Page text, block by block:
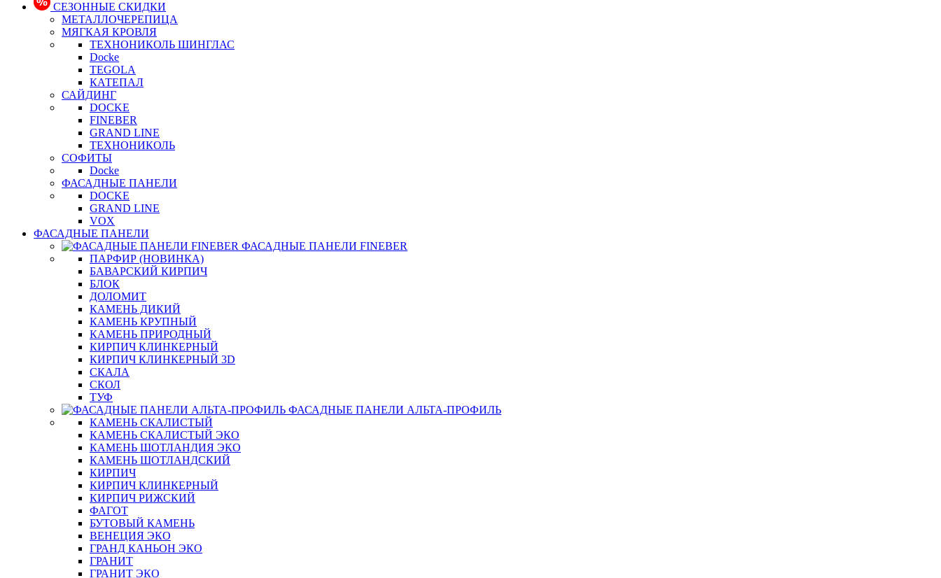
СЕЗОННЫЕ СКИДКИ
МЕТАЛЛОЧЕРЕПИЦА
МЯГКАЯ КРОВЛЯ
ТЕХНОНИКОЛЬ ШИНГЛАС
Docke
TEGOLA
КАТЕПАЛ
САЙДИНГ
DOCKE
FINEBER
GRAND LINE
ТЕХНОНИКОЛЬ
СОФИТЫ
Docke
ФАСАДНЫЕ ПАНЕЛИ
DOCKE
GRAND LINE
VOX
ФАСАДНЫЕ ПАНЕЛИ
ФАСАДНЫЕ ПАНЕЛИ FINEBER
ПАРФИР (НОВИНКА)
БАВАРСКИЙ КИРПИЧ
БЛОК
ДОЛОМИТ
КАМЕНЬ ДИКИЙ
КАМЕНЬ КРУПНЫЙ
КАМЕНЬ ПРИРОДНЫЙ
КИРПИЧ КЛИНКЕРНЫЙ
КИРПИЧ КЛИНКЕРНЫЙ 3D
СКАЛА
СКОЛ
ТУФ
ФАСАДНЫЕ ПАНЕЛИ АЛЬТА-ПРОФИЛЬ
КАМЕНЬ СКАЛИСТЫЙ
КАМЕНЬ СКАЛИСТЫЙ ЭКО
КАМЕНЬ ШОТЛАНДИЯ ЭКО
КАМЕНЬ ШОТЛАНДСКИЙ
КИРПИЧ
КИРПИЧ КЛИНКЕРНЫЙ
КИРПИЧ РИЖСКИЙ
ФАГОТ
БУТОВЫЙ КАМЕНЬ
ВЕНЕЦИЯ ЭКО
ГРАНД КАНЬОН ЭКО
ГРАНИТ
ГРАНИТ ЭКО